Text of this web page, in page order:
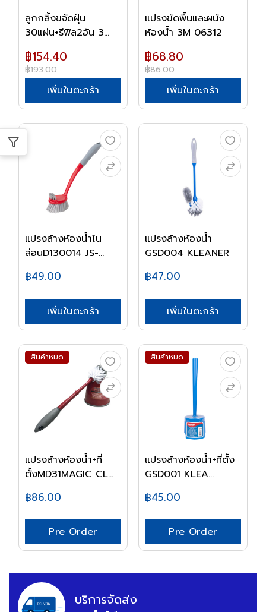
ลูกกลิ้งขจัดฝุ่น
30แผ่น+รีฟิล2อัน 3...
฿154.40
฿193.00
เพิ่มในตะกร้า
แปรงขัดพื้นและผนัง
ห้องน้ำ 3M 06312
฿68.80
฿86.00
เพิ่มในตะกร้า
แปรงล้างห้องน้ำไน
ล่อนD130014 JS-
฿49.00
เพิ่มในตะกร้า
แปรงล้างห้องน้ำ
GSD004 KLEANER
฿47.00
เพิ่มในตะกร้า
สินค้าหมด
แปรงล้างห้องน้ำ+ที่
ตั้งMD31MAGIC CL...
฿86.00
Pre Order
สินค้าหมด
แปรงล้างห้องน้ำ+ที่ตั้ง
GSD001 KLEA...
฿45.00
Pre Order
บริการจัดส่ง